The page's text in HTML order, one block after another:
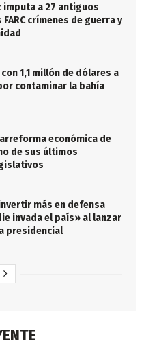
imputa a 27 antiguos
crímenes de guerra y
1,1 millón de dólares a
contaminar la bahía
económica de
de sus últimos
más en defensa
invada el país» al lanzar
presidencial